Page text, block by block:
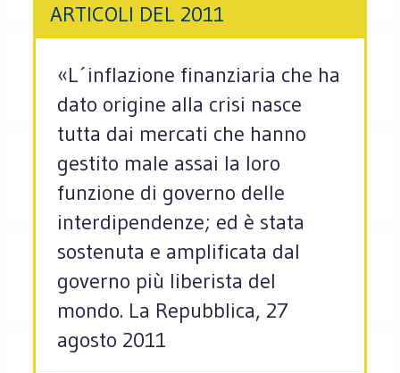
ARTICOLI DEL 2011
«L´inflazione finanziaria che ha
dato origine alla crisi nasce
tutta dai mercati che hanno
gestito male assai la loro
funzione di governo delle
interdipendenze; ed è stata
sostenuta e amplificata dal
governo più liberista del
mondo. La Repubblica, 27
agosto 2011